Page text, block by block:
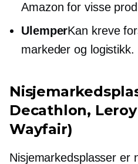
Amazon for visse
UlemperKan kreve
markeder og logistikk.
Decathlon,
Wayfair)
Nisjemarkedsplasser er